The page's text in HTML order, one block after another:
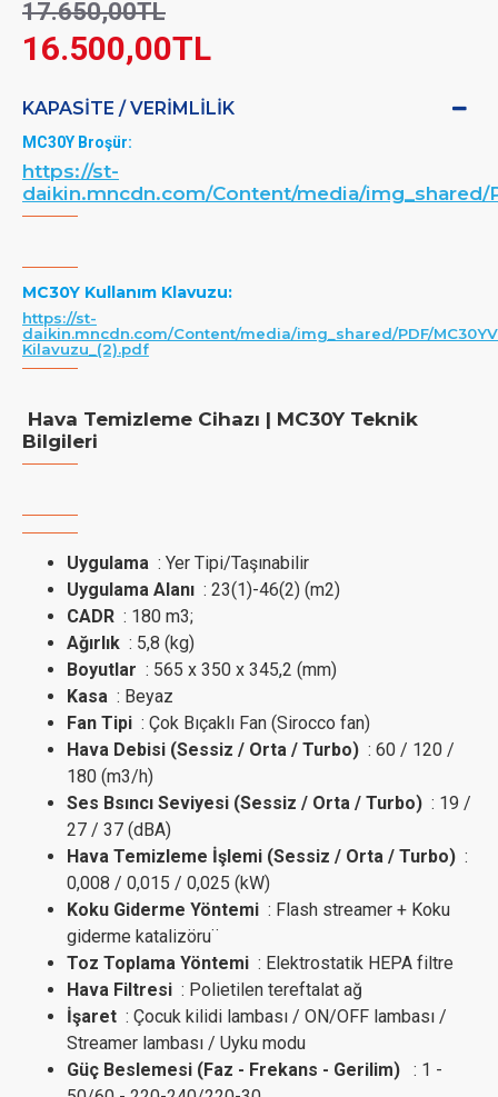
16.500,00TL
17.650,00TL
KAPASITE / VERIMLILIK
MC30Y Broşür:
https://st-
daikin.mncdn.com/Content/media/img_shared/
MC30Y Kullanım Klavuzu:
https://st-
daikin.mncdn.com/Content/media/img_shared/PDF/
Kilavuzu_(2).pdf
Hava Temizleme Cihazı | MC30Y Teknik
Bilgileri
Uygulama : Yer Tipi/Taşınabilir
Uygulama Alanı : 23(1)-46(2) (m2)
CADR : 180 m3;
Ağırlık : 5,8 (kg)
Boyutlar : 565 x 350 x 345,2 (mm)
Kasa : Beyaz
Fan Tipi : Çok Bıçaklı Fan (Sirocco fan)
Hava Debisi (Sessiz / Orta / Turbo) : 60 / 120 /
180 (m3/h)
Ses Bsıncı Seviyesi (Sessiz / Orta / Turbo) : 19 /
27 / 37 (dBA)
Hava Temizleme İşlemi (Sessiz / Orta / Turbo) :
0,008 / 0,015 / 0,025 (kW)
Koku Giderme Yöntemi : Flash streamer + Koku
giderme katalizöru¨
Toz Toplama Yöntemi : Elektrostatik HEPA filtre
Hava Filtresi : Polietilen tereftalat ağ
İşaret : Çocuk kilidi lambası / ON/OFF lambası /
Streamer lambası / Uyku modu
Güç Beslemesi (Faz - Frekans - Gerilim)
: 1 -